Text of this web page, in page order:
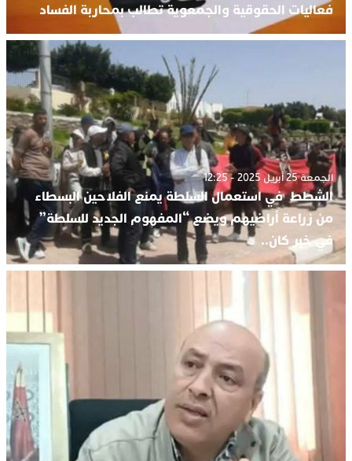
فعاليات الحقوقية والجمعوية تطالب بمحاربة الفساد
الجمعة 25 أبريل 2025 - 12:25
الشطط في استعمال السلطة يمنع الفلاحين البسطاء
من زراعة أراضيهم ويضع “المفهوم الجديد للسلطة”
في خبر كان..